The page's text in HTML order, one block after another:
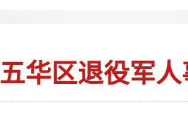
五华区退役军